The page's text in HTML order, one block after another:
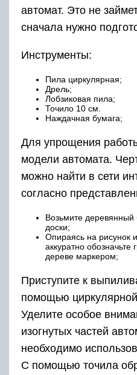
автомат. Это не
сначала нужно
Инструменты:
Пила циркулярная;
Дрель;
Лобзиковая пила;
Точило 10 см.
Наждачная бумага;
Для упрощения
модели автомата.
можно найти в сети
согласно
Возьмите деревянный
доски;
Опираясь на рисунок
аккуратно
дереве маркером;
Приступите к
помощью
Уделите особое
изогнутых частей
необходимо
С помощью точила